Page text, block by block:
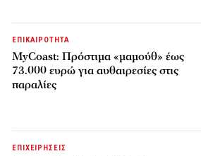
ΕΠΙΚΑΙΡΟΤΗΤΑ
MyCoast: Πρόστιμα «μαμούθ» έως
73.000 ευρώ για αυθαιρεσίες στις
παραλίες
ΕΠΙΧΕΙΡΗΣΕΙΣ